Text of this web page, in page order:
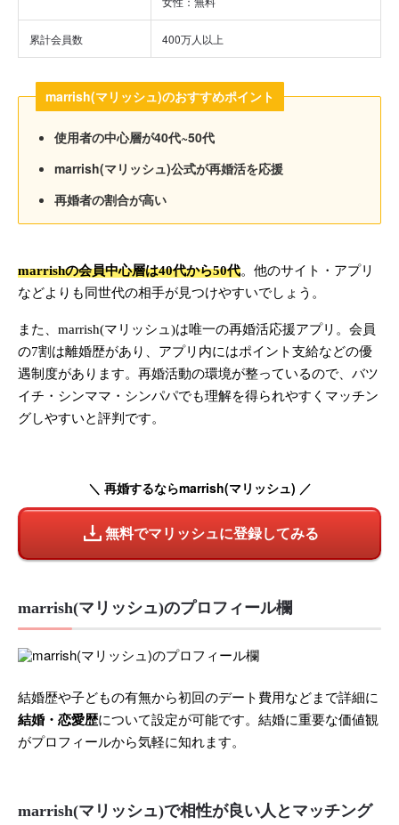
累計会員数 400万人以上
marrish(マリッシュ)のおすすめポイント
使用者の中心層が40代~50代
marrish(マリッシュ)公式が再婚活を応援
再婚者の割合が高い
marrishの会員中心層は40代から50代。他のサイト・アプリ
などよりも同世代の相手が見つけやすいでしょう。
また、marrish(マリッシュ)は唯一の再婚活応援アプリ。会員
の7割は離婚歴があり、アプリ内にはポイント支給などの優
遇制度があります。再婚活動の環境が整っているので、バツ
イチ・シンママ・シンパパでも理解を得られやすくマッチン
グしやすいと評判です。
＼ 再婚するならmarrish(マリッシュ) ／
無料でマリッシュに登録してみる
marrish(マリッシュ)のプロフィール欄
結婚歴や子どもの有無から初回のデート費用などまで詳細に
結婚・恋愛歴について設定が可能です。結婚に重要な価値観
がプロフィールから気軽に知れます。
marrish(マリッシュ)で相性が良い人とマッチング